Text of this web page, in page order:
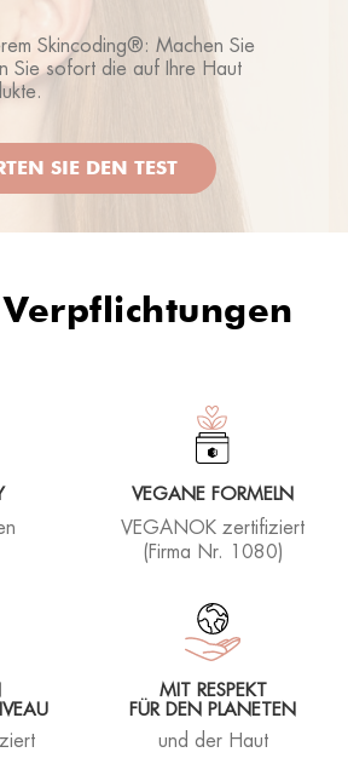
2021
2021
Skincoding®: Machen Sie
Sie sofort die auf Ihre Haut
SIE DEN TEST
VEGANE FORMELN
VEGANOK zertifiziert
(Firma Nr. 1080)
MIT RESPEKT
FÜR DEN PLANETEN
und der Haut